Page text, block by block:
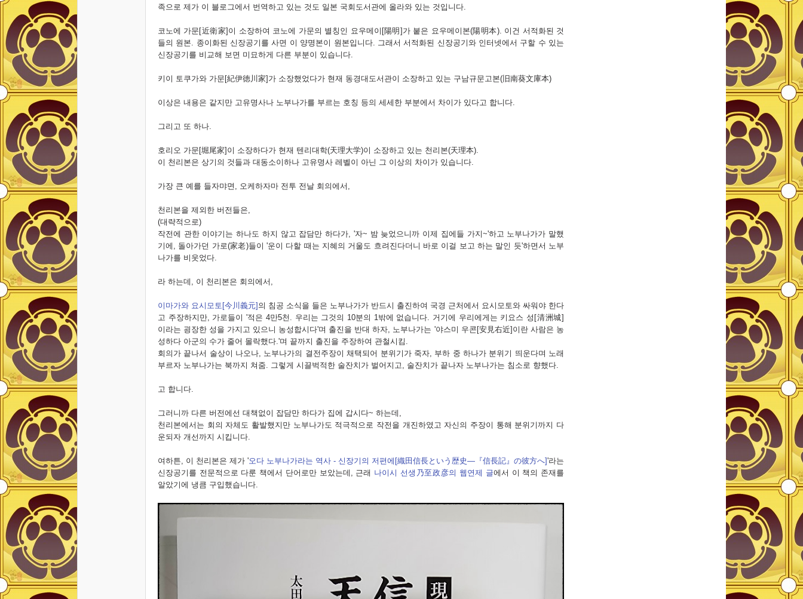
족으로 제가 이 블로그에서 번역하고 있는 것도 일본 국회도서관에 올라와 있는 것입니다.
코노에 가문[近衛家]이 소장하여 코노에 가문의 별칭인 요우메이[陽明]가 붙은 요우메이본(陽明本). 이건 서적화된 것
들의 원본. 종이화된 신장공기를 사면 이 양명본이 원본입니다. 그래서 서적화된 신장공기와 인터넷에서 구할 수 있는
신장공기를 비교해 보면 미묘하게 다른 부분이 있습니다.
키이 토쿠가와 가문[紀伊徳川家]가 소장했었다가 현재 동경대도서관이 소장하고 있는 구남규문고본(旧南葵文庫本)
이상은 내용은 같지만 고유명사나 노부나가를 부르는 호칭 등의 세세한 부분에서 차이가 있다고 합니다.
그리고 또 하나.
호리오 가문[堀尾家]이 소장하다가 현재 텐리대학(天理大学)이 소장하고 있는 천리본(天理本).
이 천리본은 상기의 것들과 대동소이하나 고유명사 레벨이 아닌 그 이상의 차이가 있습니다.
가장 큰 예를 들자먀면, 오케하자마 전투 전날 회의에서,
천리본을 제외한 버전들은,
(대략적으로)
작전에 관한 이야기는 하나도 하지 않고 잡담만 하다가, '자~ 밤 늦었으니까 이제 집에들 가지~'하고 노부나가가 말했
기에, 돌아가던 가로(家老)들이 '운이 다할 때는 지혜의 거울도 흐려진다더니 바로 이걸 보고 하는 말인 듯'하면서 노부
나가를 비웃었다.
라 하는데, 이 천리본은 회의에서,
이마가와 요시모토[今川義元] 의 침공 소식을 들은 노부나가가 반드시 출진하여 국경 근처에서 요시모토와 싸워야 한다
고 주장하지만, 가로들이 '적은 4만5천. 우리는 그것의 10분의 1밖에 없습니다. 거기에 우리에게는 키요스 성[清洲城]
이라는 굉장한 성을 가지고 있으니 농성합시다'며 출진을 반대 하자, 노부나가는 '야스미 우콘[安見右近]이란 사람은 농
성하다 아군의 수가 줄어 몰락했다.'며 끝까지 출진을 주장하여 관철시킴.
회의가 끝나서 술상이 나오나, 노부나가의 결전주장이 채택되어 분위기가 죽자, 부하 중 하나가 분위기 띄운다며 노래
부르자 노부나가는 북까지 쳐줌. 그렇게 시끌벅적한 술잔치가 벌어지고, 술잔치가 끝나자 노부나가는 침소로 향했다.
고 합니다.
그러니까 다른 버전에선 대책없이 잡담만 하다가 집에 갑시다~ 하는데,
천리본에서는 회의 자체도 활발했지만 노부나가도 적극적으로 작전을 개진하였고 자신의 주장이 통해 분위기까지 다
운되자 개선까지 시킵니다.
여하튼, 이 천리본은 제가 '오다 노부나가라는 역사 - 신장기의 저편에[織田信長という歴史―『信長記』の彼方へ]'라는
신장공기를 전문적으로 다룬 책에서 단어로만 보았는데, 근래 나이시 선생乃至政彦의 웹연제 글에서 이 책의 존재를
알았기에 냉큼 구입했습니다.